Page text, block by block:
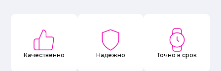
Качественно Надежно Точно в срок